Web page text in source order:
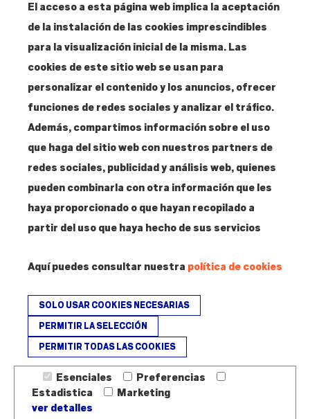
Dirección
Santa Isabel, 52
28012 Madrid
Contacto
T. 915 304 287
info@amigosmuseoreinasofia.org
Hazte
Fundación Amigos del Museo Nacional Centro de Arte Reina Sofía - ©
2026
Aviso legal - Política de devoluciones
Revocación de cookies
El acceso a esta página web implica la aceptación
de la instalación de las cookies imprescindibles
para la visualización inicial de la misma. Las
cookies de este sitio web se usan para
personalizar el contenido y los anuncios, ofrecer
funciones de redes sociales y analizar el tráfico.
Además, compartimos información sobre el uso
que haga del sitio web con nuestros partners de
redes sociales, publicidad y análisis web, quienes
pueden combinarla con otra información que les
haya proporcionado o que hayan recopilado a
partir del uso que haya hecho de sus servicios
Aquí puedes consultar nuestra política de cookies
SOLO USAR COOKIES NECESARIAS
PERMITIR LA SELECCIÓN
PERMITIR TODAS LAS COOKIES
Esenciales
Preferencias
Estadistica
Marketing
ver detalles